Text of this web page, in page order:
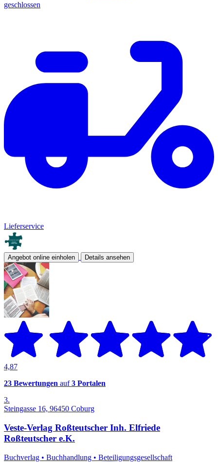
geschlossen
Lieferservice
Angebot online einholen Details ansehen
4,87
23 Bewertungen auf3 Portalen
3.
Steingasse 16, 96450 Coburg
Veste-Verlag Roßteutscher Inh. Elfriede
Roßteutscher e.K.
Buchverlag • Buchhandlung • Beteiligungsgesellschaft